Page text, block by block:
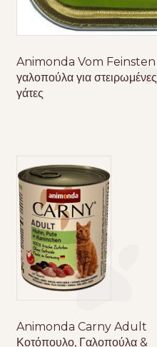
Animonda Vom Feinsten
γαλοπούλα για στειρωμένες
γάτες
Animonda Carny Adult
Κοτόπουλο, Γαλοπούλα &